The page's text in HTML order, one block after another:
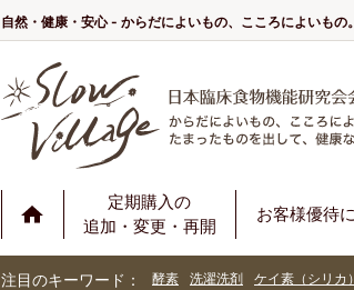
自然・健康・安心 - からだによいもの、こころによいもの
定期購入の
追加・変更・再開
お客様優待
注目のキーワード： 酵素 洗濯洗剤 ケイ素（シリカ）